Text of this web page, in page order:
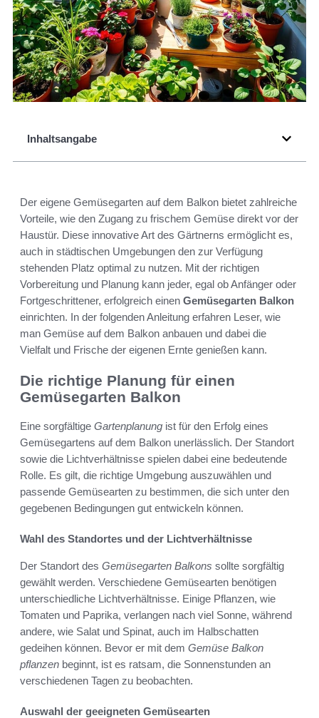
Inhaltsangabe
Der eigene Gemüsegarten auf dem Balkon bietet zahlreiche
Vorteile, wie den Zugang zu frischem Gemüse direkt vor der
Haustür. Diese innovative Art des Gärtnerns ermöglicht es,
auch in städtischen Umgebungen den zur Verfügung
stehenden Platz optimal zu nutzen. Mit der richtigen
Vorbereitung und Planung kann jeder, egal ob Anfänger oder
Fortgeschrittener, erfolgreich einen Gemüsegarten Balkon
einrichten. In der folgenden Anleitung erfahren Leser, wie
man Gemüse auf dem Balkon anbauen und dabei die
Vielfalt und Frische der eigenen Ernte genießen kann.
Die richtige Planung für einen
Gemüsegarten Balkon
Eine sorgfältige Gartenplanung ist für den Erfolg eines
Gemüsegartens auf dem Balkon unerlässlich. Der Standort
sowie die Lichtverhältnisse spielen dabei eine bedeutende
Rolle. Es gilt, die richtige Umgebung auszuwählen und
passende Gemüsearten zu bestimmen, die sich unter den
gegebenen Bedingungen gut entwickeln können.
Wahl des Standortes und der Lichtverhältnisse
Der Standort des Gemüsegarten Balkons sollte sorgfältig
gewählt werden. Verschiedene Gemüsearten benötigen
unterschiedliche Lichtverhältnisse. Einige Pflanzen, wie
Tomaten und Paprika, verlangen nach viel Sonne, während
andere, wie Salat und Spinat, auch im Halbschatten
gedeihen können. Bevor er mit dem Gemüse Balkon
pflanzen beginnt, ist es ratsam, die Sonnenstunden an
verschiedenen Tagen zu beobachten.
Auswahl der geeigneten Gemüsearten